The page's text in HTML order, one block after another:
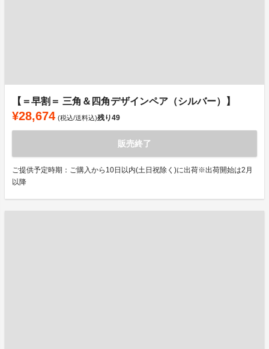
【＝早割＝ 三角＆四角デザインペア（シルバー）】
¥28,674 (税込/送料込)残り49
販売終了
ご提供予定時期：ご購入から10日以内(土日祝除く)に出荷※出荷開始は2月
以降